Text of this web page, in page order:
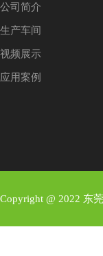
公司简介
生产车间
视频展示
应用案例
Copyright @ 2022 东